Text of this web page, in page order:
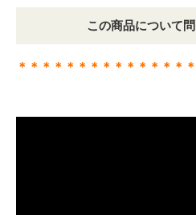
この商品について
＊＊＊＊＊＊＊＊＊＊＊＊＊＊